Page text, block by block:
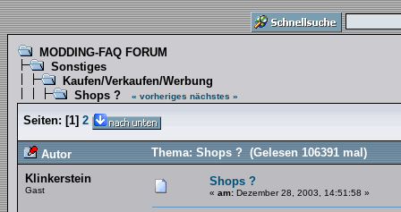
MODDING-FAQ FORUM
Sonstiges
Kaufen/Verkaufen/Werbung
Shops ?
« vorheriges nächstes »
Seiten: [1] 2
Autor
Thema: Shops ? (Gelesen 106391 mal)
Klinkerstein
Gast
Shops ?
« am: Dezember 28, 2003, 14:51:58 »